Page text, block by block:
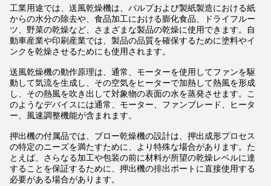
工業用途では、送風乾燥機は、パルプおよび製紙製造における紙
からの水分の除去や、食品加工における膨化食品、ドライフルー
ツ、野菜の乾燥など、さまざまな製品の乾燥に使用できます。自
動車産業や印刷産業では、製品の品質を確保するために塗料やイ
ンクを乾燥させるためにも使用されます。
送風乾燥機の動作原理は、通常、モーターを使用してファンを駆
動して気流を生成し、その空気をヒーターで加熱して熱風を形成
し、その熱風を吹き出して対象物の表面の水を蒸発させます。こ
のようなデバイスには通常、モーター、ファンブレード、ヒータ
ー、風速調整機能が含まれます。
押出機の付属品では、ブロー乾燥機の設計は、押出成形プロセス
の特定のニーズを満たすために、より特殊な場合があります。た
とえば、さらなる加工や包装の前に材料が所望の乾燥レベルに達
することを保証するために、押出機の排出ポートに直接使用する
必要がある場合があります。